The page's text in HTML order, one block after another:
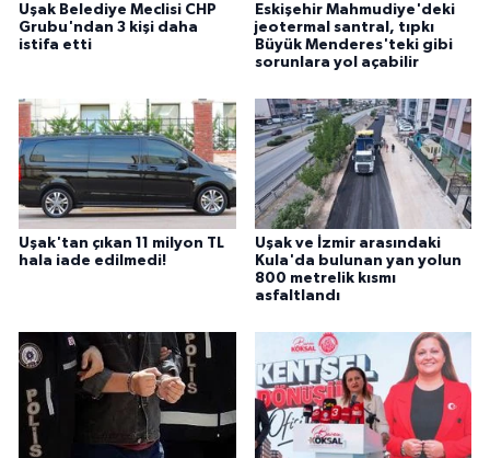
Uşak Belediye Meclisi CHP
Grubu'ndan 3 kişi daha
istifa etti
Eskişehir Mahmudiye'deki
jeotermal santral, tıpkı
Büyük Menderes'teki gibi
sorunlara yol açabilir
Uşak'tan çıkan 11 milyon TL
hala iade edilmedi!
Uşak ve İzmir arasındaki
Kula'da bulunan yan yolun
800 metrelik kısmı
asfaltlandı